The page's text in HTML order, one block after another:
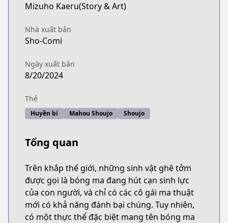
Mizuho Kaeru(Story & Art)
Nhà xuất bản
Sho-Comi
Ngày xuất bản
8/20/2024
Thẻ
Huyền bí Mahou Shoujo Shoujo
Tổng quan
Trên khắp thế giới, những sinh vật ghê tởm
được gọi là bóng ma đang hút cạn sinh lực
của con người, và chỉ có các cô gái ma thuật
mới có khả năng đánh bại chúng. Tuy nhiên,
có một thực thể đặc biệt mang tên bóng ma